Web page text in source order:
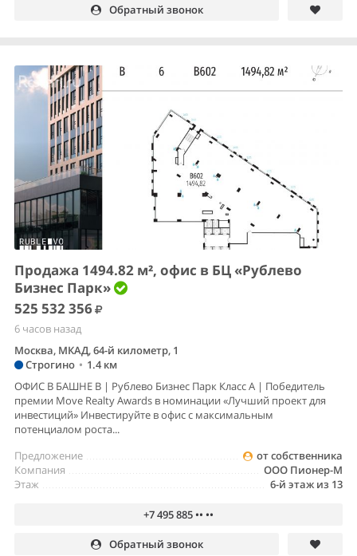
Обратный звонок
Продажа 1494.82 м², офис в БЦ «Рублево
Бизнес Парк»
525 532 356
6 часов назад
Москва, МКАД, 64-й километр, 1
Строгино • 1.4 км
ОФИС В БАШНЕ B | Рублево Бизнес Парк Класс А | Победитель
премии Move Realty Awards в номинации «Лучший проект для
инвестиций» Инвестируйте в офис с максимальным
потенциалом роста...
от собственника
Предложение
ООО Пионер-М
Компания
6-й этаж из 13
Этаж
+7 495 885 •• ••
Обратный звонок